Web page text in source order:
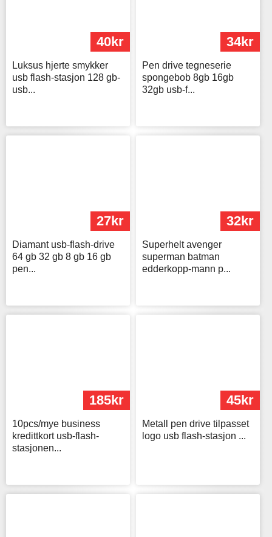
40kr
Luksus hjerte smykker
usb flash-stasjon 128 gb-
usb...
34kr
Pen drive tegneserie
spongebob 8gb 16gb
32gb usb-f...
27kr
Diamant usb-flash-drive
64 gb 32 gb 8 gb 16 gb
pen...
32kr
Superhelt avenger
superman batman
edderkopp-mann p...
185kr
10pcs/mye business
kredittkort usb-flash-
stasjonen...
45kr
Metall pen drive tilpasset
logo usb flash-stasjon ...